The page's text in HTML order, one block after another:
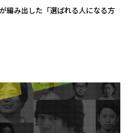
編み出した「選ばれる人になる方